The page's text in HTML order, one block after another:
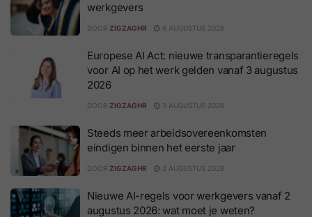
werkgevers
DOOR ZIGZAGHR 6 AUGUSTUS 2026
Europese AI Act: nieuwe transparantieregels
voor AI op het werk gelden vanaf 3 augustus
2026
DOOR ZIGZAGHR 3 AUGUSTUS 2026
Steeds meer arbeidsovereenkomsten
eindigen binnen het eerste jaar
DOOR ZIGZAGHR 2 AUGUSTUS 2026
Nieuwe AI-regels voor werkgevers vanaf 2
augustus 2026: wat moet je weten?